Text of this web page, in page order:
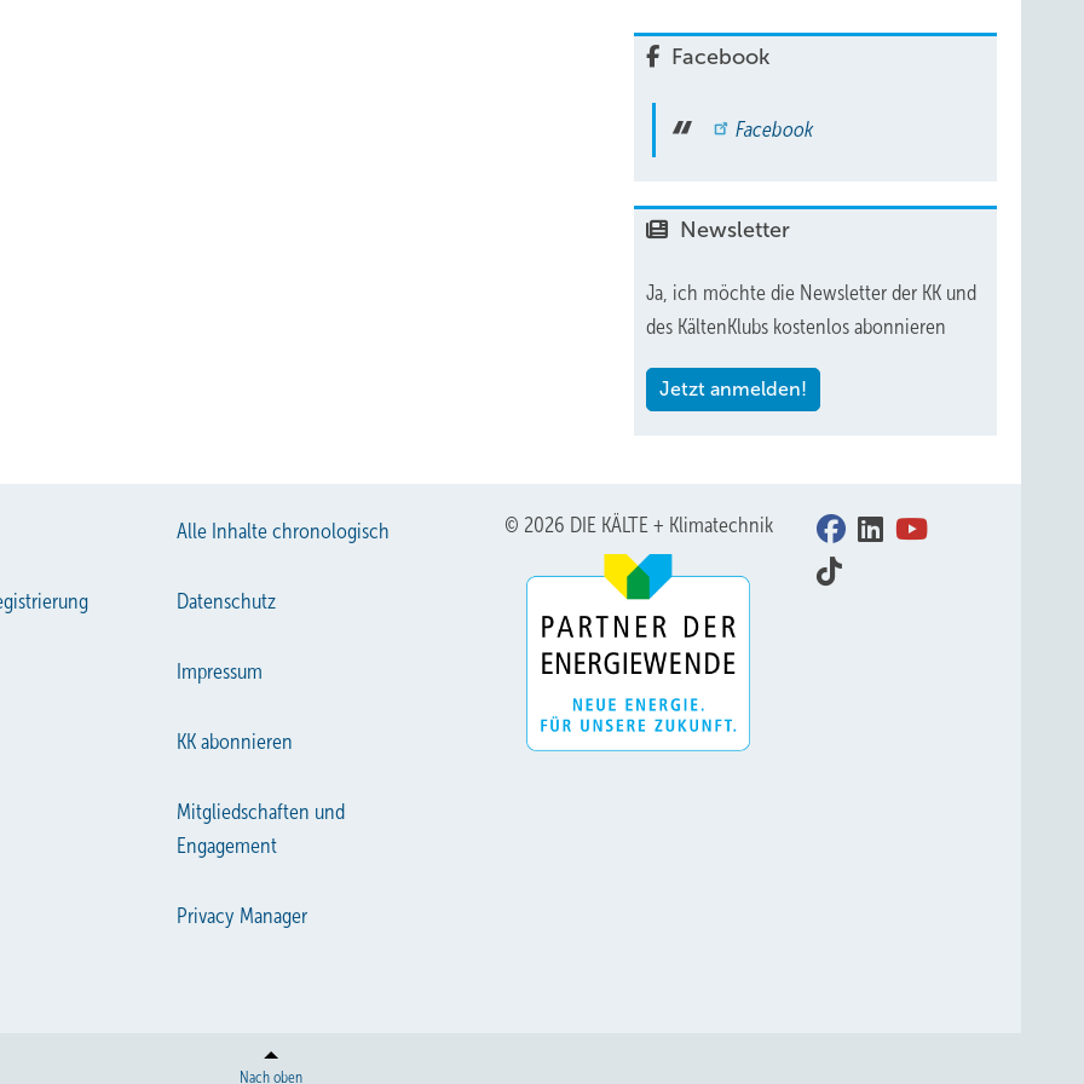
Facebook
Facebook
Newsletter
Ja, ich möchte die Newsletter der KK und
des KältenKlubs kostenlos abonnieren
Jetzt anmelden!
Alle Inhalte chronologisch
Datenschutz
Impressum
KK abonnieren
Mitgliedschaften und
Engagement
Privacy Manager
© 2026 DIE KÄLTE + Klimatechnik
Nach oben